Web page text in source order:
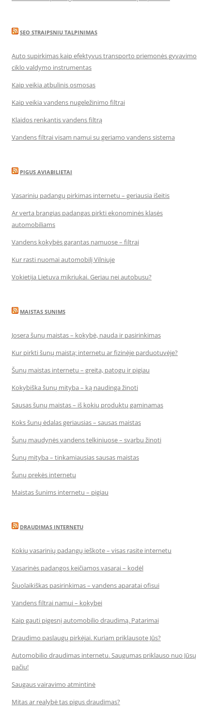
SEO STRAIPSNIU TALPINIMAS
Auto supirkimas kaip efektyvus transporto priemonės gyvavimo
ciklo valdymo instrumentas
Kaip veikia atbulinis osmosas
Kaip veikia vandens nugeležinimo filtrai
Klaidos renkantis vandens filtrą
Vandens filtrai visam namui su geriamo vandens sistema
PIGUS AVIABILIETAI
Vasarinių padangų pirkimas internetu – geriausia išeitis
Ar verta brangias padangas pirkti ekonominės klasės
automobiliams
Vandens kokybės garantas namuose – filtrai
Kur rasti nuomai automobilį Vilniuje
Vokietija Lietuva mikriukai. Geriau nei autobusu?
MAISTAS SUNIMS
Josera šunų maistas – kokybė, nauda ir pasirinkimas
Kur pirkti šunų maistą: internetu ar fizinėje parduotuvėje?
Šunų maistas internetu – greita, patogu ir pigiau
Kokybiška šunų mityba – ką naudinga žinoti
Sausas šunų maistas – iš kokių produktų gaminamas
Koks šunų ėdalas geriausias – sausas maistas
Šunų maudynės vandens telkiniuose – svarbu žinoti
Šunų mityba – tinkamiausias sausas maistas
Šunų prekės internetu
Maistas šunims internetu – pigiau
DRAUDIMAS INTERNETU
Kokių vasarinių padangų ieškote – visas rasite internetu
Vasarinės padangos keičiamos vasarai – kodėl
Šiuolaikiškas pasirinkimas – vandens aparatai ofisui
Vandens filtrai namui – kokybei
Kaip gauti pigesnį automobilio draudimą. Patarimai
Draudimo paslaugų pirkėjai. Kuriam priklausote Jūs?
Automobilio draudimas internetu. Saugumas priklauso nuo Jūsų
pačių!
Saugaus vairavimo atmintinė
Mitas ar realybė tas pigus draudimas?